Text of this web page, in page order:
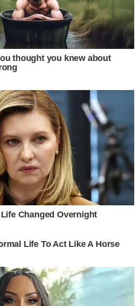
thought you knew about
Changed Overnight
Life To Act Like A Horse